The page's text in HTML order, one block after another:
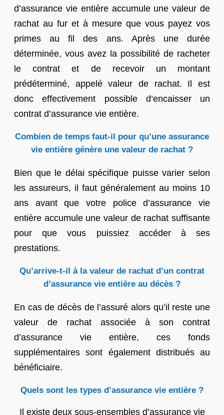
d’assurance vie entière accumule une valeur de
rachat au fur et à mesure que vous payez vos
primes au fil des ans. Après une durée
déterminée, vous avez la possibilité de racheter
le contrat et de recevoir un montant
prédéterminé, appelé valeur de rachat. Il est
donc effectivement possible d’encaisser un
contrat d’assurance vie entière.
Combien de temps faut-il pour qu’une assurance
vie entière génère une valeur de rachat ?
Bien que le délai spécifique puisse varier selon
les assureurs, il faut généralement au moins 10
ans avant que votre police d’assurance vie
entière accumule une valeur de rachat suffisante
pour que vous puissiez accéder à ses
prestations.
Qu’arrive-t-il à la valeur de rachat d’un contrat
d’assurance vie entière au décès ?
En cas de décès de l’assuré alors qu’il reste une
valeur de rachat associée à son contrat
d’assurance vie entière, ces fonds
supplémentaires sont également distribués au
bénéficiaire.
Quels sont les types d’assurance vie entière ?
Il existe deux sous-ensembles d’assurance vie